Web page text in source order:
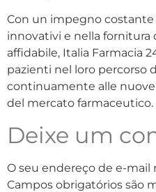
Con un impegno
innovativi e nella fornitura
affidabile, Italia Farmacia
pazienti nel loro percorso
continuamente alle
del mercato farmaceutico.
Deixe um
O seu endereço de e-mail
Campos obrigatórios são